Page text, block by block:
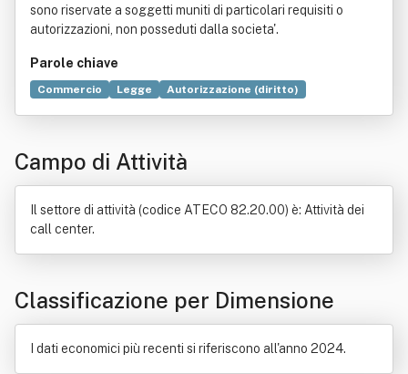
sono riservate a soggetti muniti di particolari requisiti o
autorizzazioni, non posseduti dalla societa'.
Parole chiave
Commercio Legge
Autorizzazione (diritto)
Decreto legislativo
Elettronica
Progettazione
Campo di Attività
Il settore di attività (codice ATECO 82.20.00) è: Attività dei
call center.
Classificazione per Dimensione
I dati economici più recenti si riferiscono all'anno 2024.